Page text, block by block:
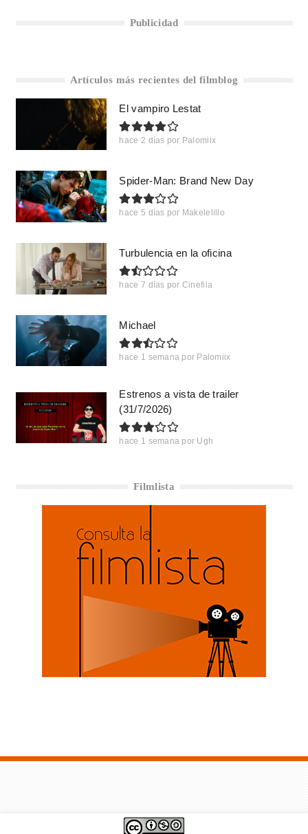
Publicidad
Artículos más recientes del filmblog
El vampiro Lestat
hace 2 días por Palomiix
Spider-Man: Brand New Day
hace 5 días por Makelelillo
Turbulencia en la oficina
hace 7 días por Cinefila
Michael
hace 1 semana por Palomiix
Estrenos a vista de trailer
(31/7/2026)
hace 1 semana por Ugh
Filmlista